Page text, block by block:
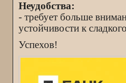
Неудобства:
- требует больше
устойчивости к
Успехов!